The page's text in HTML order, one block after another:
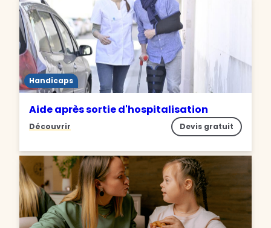
Handicaps
Aide après sortie d'hospitalisation
Découvrir Devis gratuit